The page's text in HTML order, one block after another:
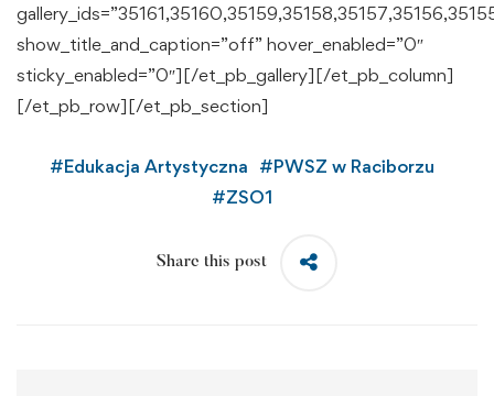
show_title_and_caption=”off” hover_enabled=”0″
sticky_enabled=”0″][/et_pb_gallery][/et_pb_column]
[/et_pb_row][/et_pb_section]
#Edukacja Artystyczna #PWSZ w Raciborzu
#ZSO1
Share this post